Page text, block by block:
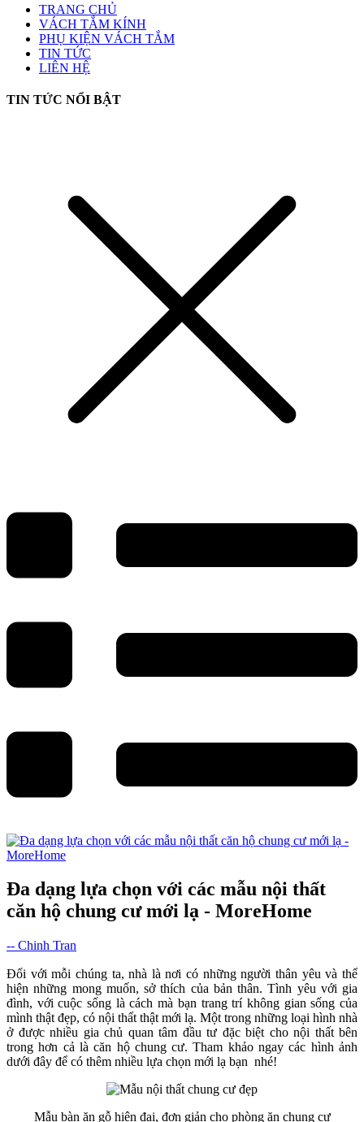
TRANG CHỦ
VÁCH TẮM KÍNH
PHỤ KIỆN VÁCH TẮM
TIN TỨC
LIÊN HỆ
TIN TỨC NỔI BẬT
Đa dạng lựa chọn với các mẫu nội thất
căn hộ chung cư mới lạ - MoreHome
-- Chinh Tran
Đối với mỗi chúng ta, nhà là nơi có những người thân yêu và thể
hiện những mong muốn, sở thích của bản thân. Tình yêu với gia
đình, với cuộc sống là cách mà bạn trang trí không gian sống của
mình thật đẹp, có nội thất thật mới lạ. Một trong những loại hình nhà
ở được nhiều gia chủ quan tâm đầu tư đặc biệt cho nội thất bên
trong hơn cả là căn hộ chung cư. Tham khảo ngay các hình ảnh
dưới đây để có thêm nhiều lựa chọn mới lạ bạn nhé!
Mẫu bàn ăn gỗ hiện đại, đơn giản cho phòng ăn chung cư